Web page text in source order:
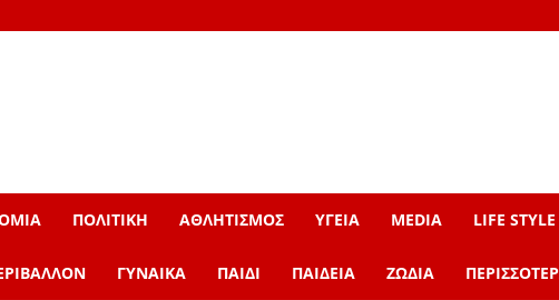
ΠΟΛΙΤΙΚΗ ΑΘΛΗΤΙΣΜΟΣ ΥΓΕΙΑ MEDIA LIFE STYLE
ΓΥΝΑΙΚΑ ΠΑΙΔΙ ΠΑΙΔΕΙΑ ΖΩΔΙΑ